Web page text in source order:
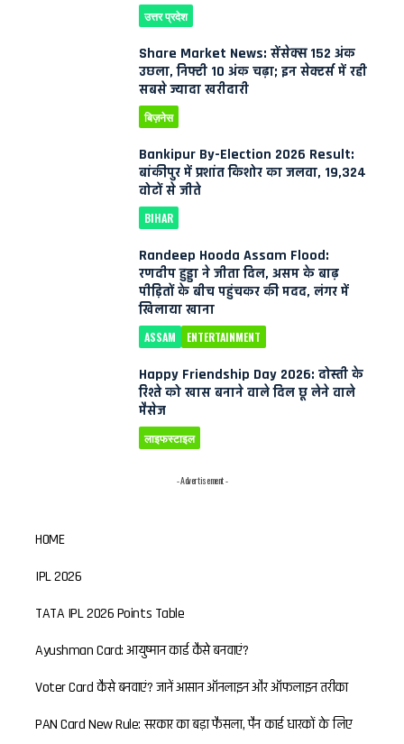
उत्तर प्रदेश
Share Market News: सेंसेक्स 152 अंक
उछला, निफ्टी 10 अंक चढ़ा; इन सेक्टर्स में रही
सबसे ज्यादा खरीदारी
बिज़नेस
Bankipur By-Election 2026 Result:
बांकीपुर में प्रशांत किशोर का जलवा, 19,324
वोटों से जीते
BIHAR
Randeep Hooda Assam Flood:
रणदीप हुड्डा ने जीता दिल, असम के बाढ़
पीड़ितों के बीच पहुंचकर की मदद, लंगर में
खिलाया खाना
ASSAM ENTERTAINMENT
Happy Friendship Day 2026: दोस्ती के
रिश्ते को खास बनाने वाले दिल छू लेने वाले
मैसेज
लाइफस्टाइल
- Advertisement -
HOME
IPL 2026
TATA IPL 2026 Points Table
Ayushman Card: आयुष्मान कार्ड कैसे बनवाएं?
Voter Card कैसे बनवाएं? जानें आसान ऑनलाइन और ऑफलाइन तरीका
PAN Card New Rule: सरकार का बड़ा फैसला, पैन कार्ड धारकों के लिए